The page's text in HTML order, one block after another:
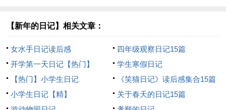
【新年的日记】相关文章：
女水手日记读后感
四年级观察日记15篇
开学第一天日记【热门】
学生寒假日记
【热门】小学生日记
《笑猫日记》读后感集合15篇
小学生日记【精】
关于春天的日记15篇